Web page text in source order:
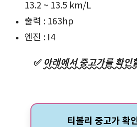
13.2 ~ 13.5 km/L
출력 : 163hp
엔진 : I4
✅ 아래에서 중고가를 확인
티볼리 중고가 확